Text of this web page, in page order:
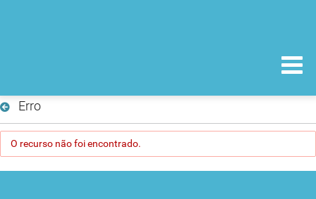
Erro
O recurso não foi encontrado.